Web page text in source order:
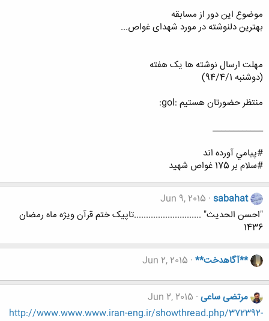
موضوع این دور از مسابقه
بهترین دلنوشته در مورد شهدای غواص...
مهلت ارسال نوشته ها یک هفته
(دوشنبه 94/4/1)
منتظر حضورتان هستیم :gol:
____________
#پيامي آورده اند
#سلام بر 175 غواص شهيد
sabahat
Jun 9, 2015
"احسن الحدیث" ............................تاپیک ختم قرآن ویژه ماه رمضان
1436
**آگاهدخت** Jun 2, 2015
مرتضی ساعی Jun 2, 2015
http://www.www.www.iran-eng.ir/showthread.php/372392-